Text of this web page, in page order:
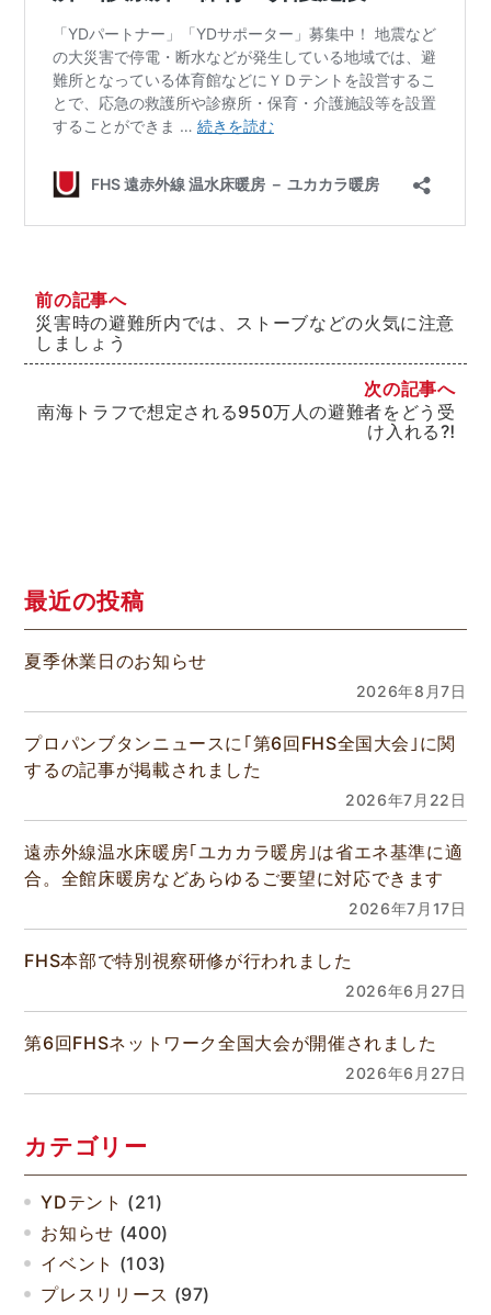
前の記事へ
災害時の避難所内では、ストーブなどの火気に注意
しましょう
次の記事へ
南海トラフで想定される950万人の避難者をどう受
け入れる⁈
最近の投稿
夏季休業日のお知らせ
2026年8月7日
プロパンブタンニュースに｢第6回FHS全国大会｣に関
するの記事が掲載されました
2026年7月22日
遠赤外線温水床暖房｢ユカカラ暖房｣は省エネ基準に適
合。全館床暖房などあらゆるご要望に対応できます
2026年7月17日
FHS本部で特別視察研修が行われました
2026年6月27日
第6回FHSネットワーク全国大会が開催されました
2026年6月27日
カテゴリー
YDテント (21)
お知らせ (400)
イベント (103)
プレスリリース (97)